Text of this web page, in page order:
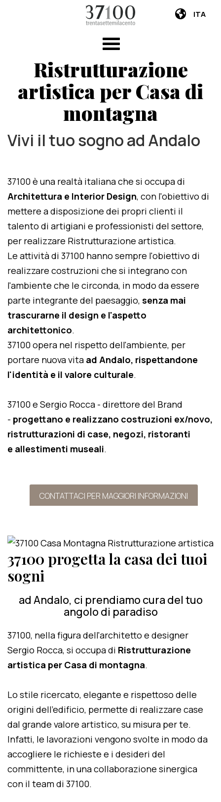
ITA
Ristrutturazione
artistica per Casa di
montagna
Vivi il tuo sogno ad Andalo
37100 è una realtà italiana che si occupa di
Architettura e Interior Design, con l'obiettivo di
mettere a disposizione dei propri clienti il
talento di artigiani e professionisti del settore,
per realizzare Ristrutturazione artistica.
Le attività di 37100 hanno sempre l'obiettivo di
realizzare costruzioni che si integrano con
l'ambiente che le circonda, in modo da essere
parte integrante del paesaggio, senza mai
trascurarne il design e l'aspetto
architettonico.
37100 opera nel rispetto dell'ambiente, per
portare nuova vita ad Andalo, rispettandone
l'identità e il valore culturale.
37100 e Sergio Rocca - direttore del Brand
- progettano e realizzano costruzioni ex/novo,
ristrutturazioni di case, negozi, ristoranti
e allestimenti museali.
CONTATTACI PER MAGGIORI INFORMAZIONI
37100 progetta la casa dei tuoi
sogni
ad Andalo, ci prendiamo cura del tuo
angolo di paradiso
37100, nella figura dell'architetto e designer
Sergio Rocca, si occupa di Ristrutturazione
artistica per Casa di montagna.
Lo stile ricercato, elegante e rispettoso delle
origini dell'edificio, permette di realizzare case
dal grande valore artistico, su misura per te.
Infatti, le lavorazioni vengono svolte in modo da
accogliere le richieste e i desideri del
committente, in una collaborazione sinergica
con il team di 37100.